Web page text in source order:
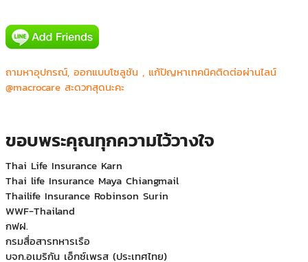
ถามหาอุปกรณ์, ออกแบบโซลูชัน , แก้ปัญหาเทคนิคติดต่อผ่านไลน์
@macrocare สะดวกสุดนะคะ
ขอบพระคุณทุกความไว้วางใจ
Canon prachinburi (Thailand) Ltd.
CGS Asia Co.,Ltd.
JVC Kenwood
Major Bowl Group
Thai Life Insurance Karn
Thai life Insurance Maya Chiangmail
Thailife Insurance Robinson Surin
WWF-Thailand
กฟฝ.
กรมสื่อสารทหารเรือ
บจก.อเมริกัน เอ็กซ์เพรส (ประเทศไทย)
บริษัท ที.เอ็ม.เอส.เอ็นจิเนียริ่ง จำกัด